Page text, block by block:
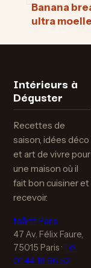
Banana
ultra
texture
Intérieurs à
Déguster
Recettes de
saison, idées déco
et art de vivre pour
une maison où il
fait bon cuisiner et
recevoir.
taårtt Paris
47 Av. Félix Faure,
75015 Paris · Tél :
01 44 18 96 52